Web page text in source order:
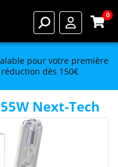
0
pour votre première
dès 150€
Next-Tech